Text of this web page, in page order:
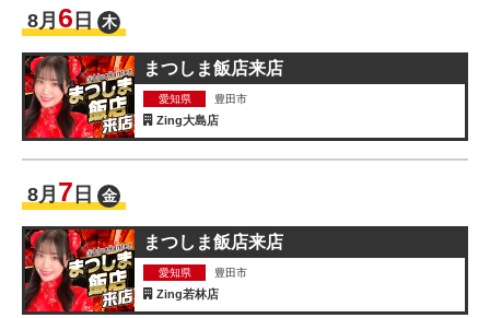
8月 6 日 木
まつしま飯店来店
愛知県 豊田市
Zing大島店
8月 7 日 金
まつしま飯店来店
愛知県 豊田市
Zing若林店